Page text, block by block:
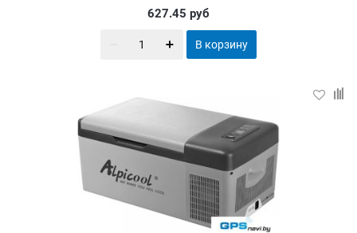
627.45 руб
В корзину